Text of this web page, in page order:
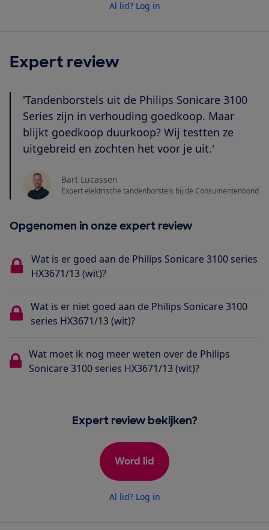
Al lid? Log in
Expert review
'Tandenborstels uit de Philips Sonicare 3100
Series zijn in verhouding goedkoop. Maar
blijkt goedkoop duurkoop? Wij testten ze
uitgebreid en zochten het voor je uit.'
Bart Lucassen
Expert elektrische tandenborstels bij de Consumentenbond
Opgenomen in onze expert review
Wat is er goed aan de Philips Sonicare 3100 series
HX3671/13 (wit)?
Wat is er niet goed aan de Philips Sonicare 3100
series HX3671/13 (wit)?
Wat moet ik nog meer weten over de Philips
Sonicare 3100 series HX3671/13 (wit)?
Expert review bekijken?
Word lid
Al lid? Log in